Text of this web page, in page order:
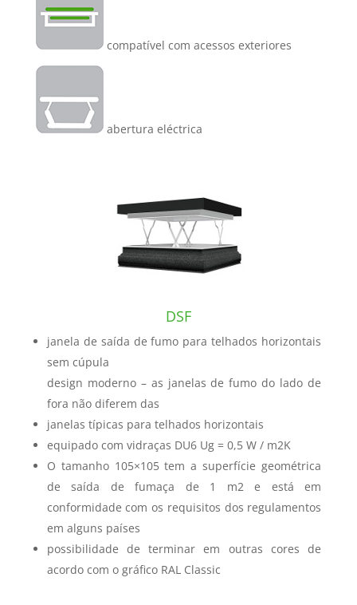
compatível com acessos exteriores
abertura eléctrica
DSF
janela de saída de fumo para telhados horizontais
sem cúpula
design moderno – as janelas de fumo do lado de
fora não diferem das
janelas típicas para telhados horizontais
equipado com vidraças DU6 Ug = 0,5 W / m2K
O tamanho 105×105 tem a superfície geométrica
de saída de fumaça de 1 m2 e está em
conformidade com os requisitos dos regulamentos
em alguns países
possibilidade de terminar em outras cores de
acordo com o gráfico RAL Classic